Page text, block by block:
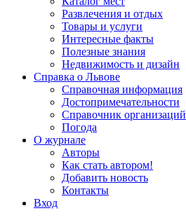
Развлечения и отдых
Товары и услуги
Интересные факты
Полезные знания
Недвижимость и дизайн
Справка о Львове
Справочная информация
Достопримечательности
Справочник организаций
Погода
О журнале
Авторы
Как стать автором!
Добавить новость
Контакты
Вход